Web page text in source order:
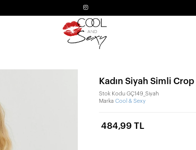
Kadın Siyah Simli
Stok Kodu GÇ149_Siyah
Marka Cool & Sexy
484,99 TL